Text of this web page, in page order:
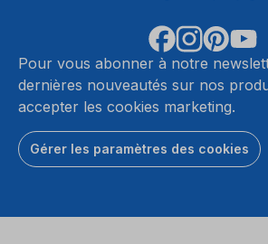
Pour vous abonner à notre
dernières nouveautés sur nos
accepter les cookies marketing.
Gérer les paramètres des cookies